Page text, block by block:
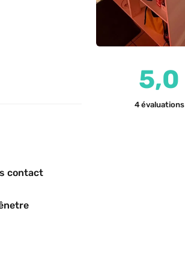
5,0
4 évaluations
contact